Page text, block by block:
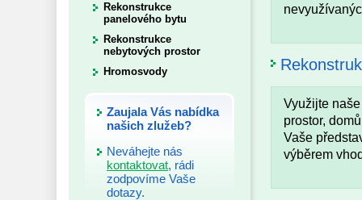
Rekonstrukce
panelového bytu
Rekonstrukce
nebytových prostor
Hromosvody
Zaujala Vás nabídka
našich zlužeb?
Neváhejte nás
kontaktovat, rádi
zodpovíme Vaše
dotazy.
Využijte
prostor,
Vaše
výběrem